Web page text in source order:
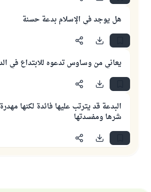
هل يوجد في الإسلام بدعة حسنة
يعاني من وساوس تدعوه للابتداع في
البدعة قد يترتب عليها فائدة لكنها
شرها ومفسدتها